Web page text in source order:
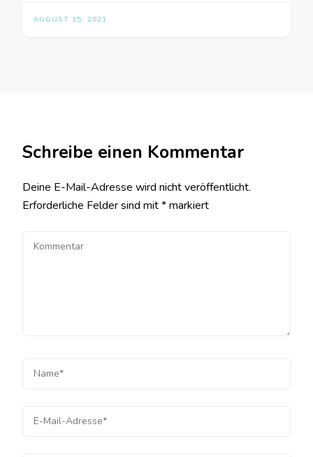
AUGUST 15, 2021
Schreibe einen Kommentar
Deine E-Mail-Adresse wird nicht veröffentlicht.
Erforderliche Felder sind mit*markiert